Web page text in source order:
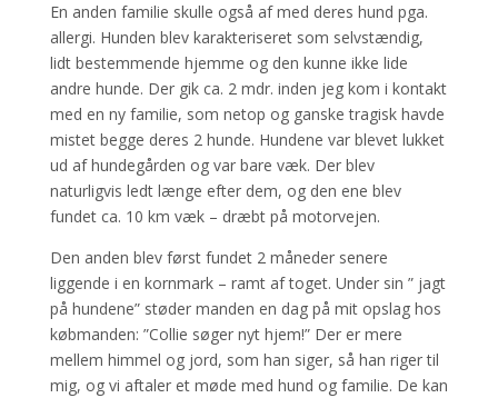
En anden familie skulle også af med deres hund pga.
allergi. Hunden blev karakteriseret som selvstændig,
lidt bestemmende hjemme og den kunne ikke lide
andre hunde. Der gik ca. 2 mdr. inden jeg kom i kontakt
med en ny familie, som netop og ganske tragisk havde
mistet begge deres 2 hunde. Hundene var blevet lukket
ud af hundegården og var bare væk. Der blev
naturligvis ledt længe efter dem, og den ene blev
fundet ca. 10 km væk – dræbt på motorvejen.
Den anden blev først fundet 2 måneder senere
liggende i en kornmark – ramt af toget. Under sin ” jagt
på hundene” støder manden en dag på mit opslag hos
købmanden: ”Collie søger nyt hjem!” Der er mere
mellem himmel og jord, som han siger, så han riger til
mig, og vi aftaler et møde med hund og familie. De kan